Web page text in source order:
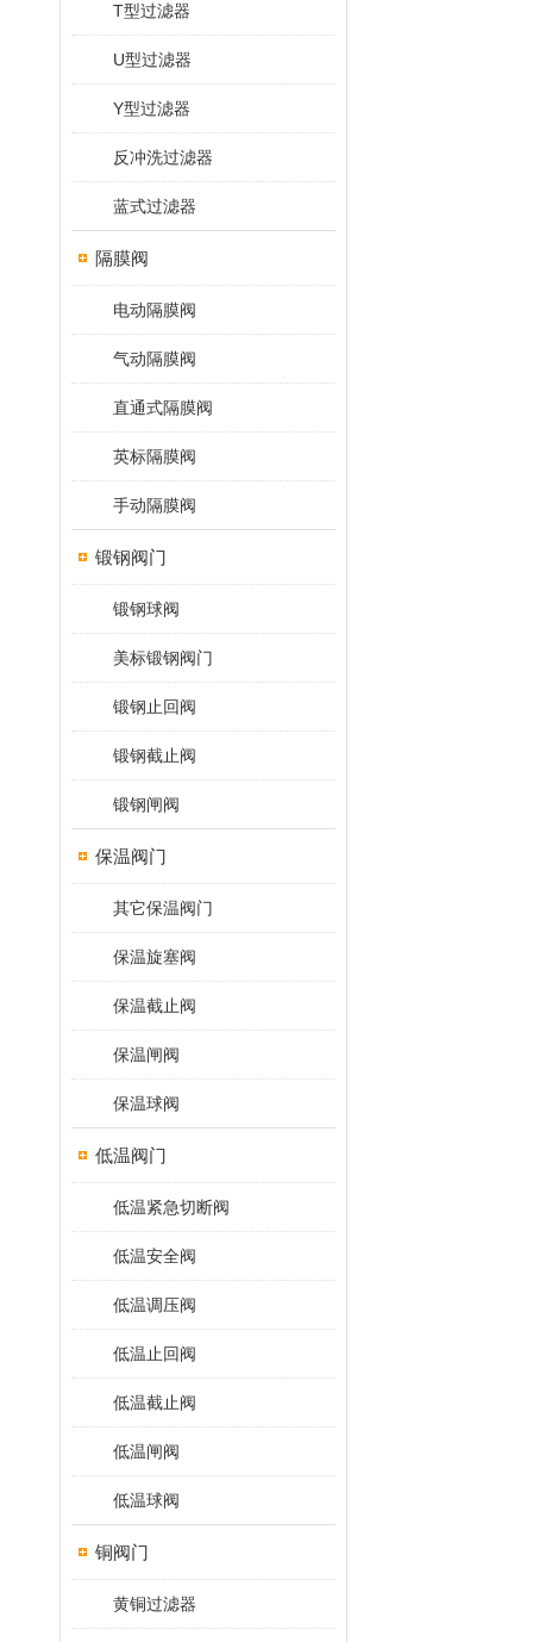
T型过滤器
U型过滤器
Y型过滤器
反冲洗过滤器
蓝式过滤器
隔膜阀
电动隔膜阀
气动隔膜阀
直通式隔膜阀
英标隔膜阀
手动隔膜阀
锻钢阀门
锻钢球阀
美标锻钢阀门
锻钢止回阀
锻钢截止阀
锻钢闸阀
保温阀门
其它保温阀门
保温旋塞阀
保温截止阀
保温闸阀
保温球阀
低温阀门
低温紧急切断阀
低温安全阀
低温调压阀
低温止回阀
低温截止阀
低温闸阀
低温球阀
铜阀门
黄铜过滤器